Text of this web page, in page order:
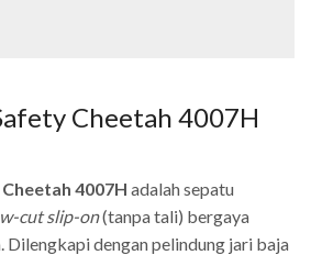
Cheetah 4007H
4007H adalah sepatu
cut slip-on(tanpa tali) bergaya
Dilengkapi dengan pelindung jari baja